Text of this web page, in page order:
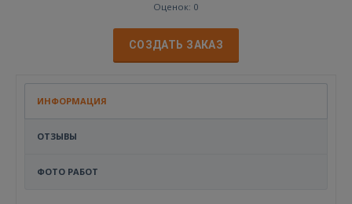
Оценок: 0
СОЗДАТЬ ЗАКАЗ
ИНФОРМАЦИЯ
ОТЗЫВЫ
ФОТО РАБОТ